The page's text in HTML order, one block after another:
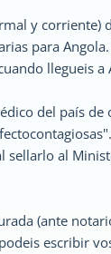
y corriente)
para
llegueis a
del país
sellarlo al
(ante
escribir